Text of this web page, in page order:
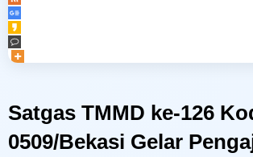
Navigasi
pos
Satgas TMMD ke-126
0509/Bekasi Gelar